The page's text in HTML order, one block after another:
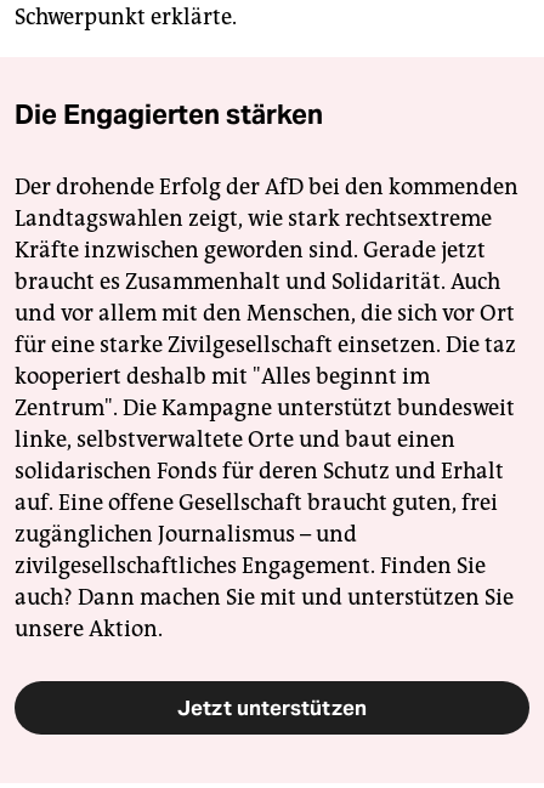
Schwerpunkt erklärte.
Die Engagierten stärken
Der drohende Erfolg der AfD bei den kommenden
Landtagswahlen zeigt, wie stark rechtsextreme
Kräfte inzwischen geworden sind. Gerade jetzt
braucht es Zusammenhalt und Solidarität. Auch
und vor allem mit den Menschen, die sich vor Ort
für eine starke Zivilgesellschaft einsetzen. Die taz
kooperiert deshalb mit "Alles beginnt im
Zentrum". Die Kampagne unterstützt bundesweit
linke, selbstverwaltete Orte und baut einen
solidarischen Fonds für deren Schutz und Erhalt
auf. Eine offene Gesellschaft braucht guten, frei
zugänglichen Journalismus – und
zivilgesellschaftliches Engagement. Finden Sie
auch? Dann machen Sie mit und unterstützen Sie
unsere Aktion.
Jetzt unterstützen